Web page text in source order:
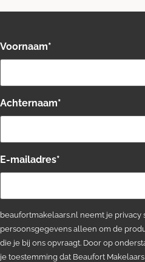
Voornaam*
Achternaam*
E-mailadres*
beaufortmakelaars.nl neemt je
persoonsgegevens alleen om de
die je bij ons opvraagt. Door op
je toestemming dat Beaufort